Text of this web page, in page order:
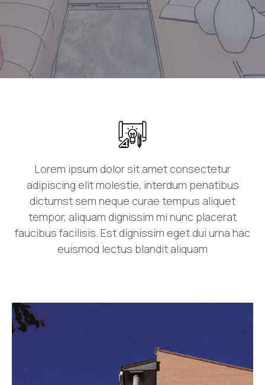
Lorem ipsum dolor sit amet consectetur
adipiscing elit molestie, interdum penatibus
dictumst sem neque curae tempus aliquet
tempor, aliquam dignissim mi nunc placerat
faucibus facilisis. Est dignissim eget dui urna hac
euismod lectus blandit aliquam